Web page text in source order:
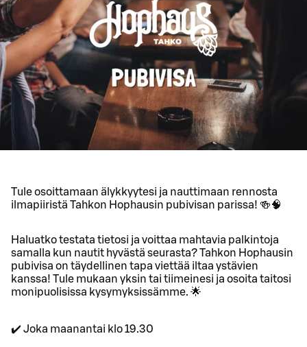
Tule osoittamaan älykkyytesi ja nauttimaan rennosta
ilmapiiristä Tahkon Hophausin pubivisan parissa! 🍻🧠
Haluatko testata tietosi ja voittaa mahtavia palkintoja
samalla kun nautit hyvästä seurasta? Tahkon Hophausin
pubivisa on täydellinen tapa viettää iltaa ystävien
kanssa! Tule mukaan yksin tai tiimeinesi ja osoita taitosi
monipuolisissa kysymyksissämme. 🌟
✔️ Joka maanantai klo 19.30